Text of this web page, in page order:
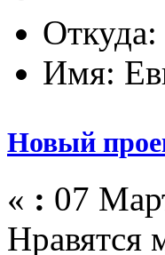
Имя:
Новый
« : 07
Нравятся